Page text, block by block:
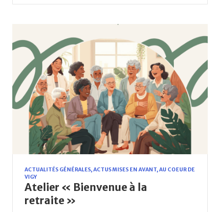
ACTUALITÉS GÉNÉRALES,ACTUS MISES EN AVANT,AU COEUR DE
VIGY
Atelier « Bienvenue à la
retraite »